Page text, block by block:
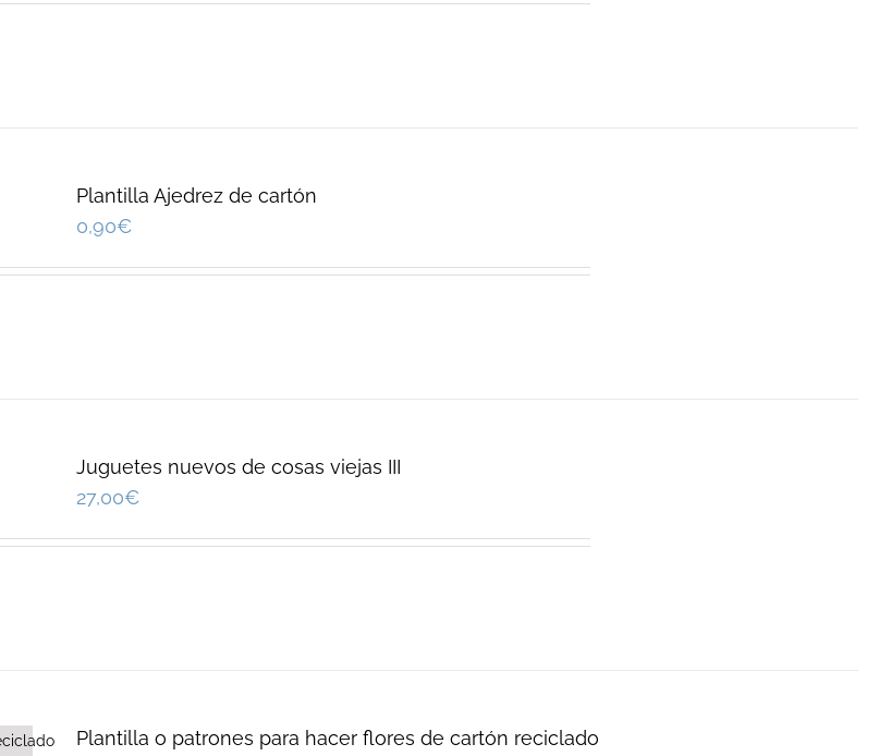
Plantilla Ajedrez de cartón
0,90€
Juguetes nuevos de cosas viejas III
27,00€
Plantilla o patrones para hacer flores de cartón reciclado